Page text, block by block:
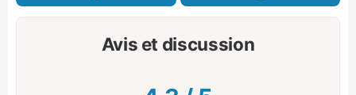
Avis et discussion